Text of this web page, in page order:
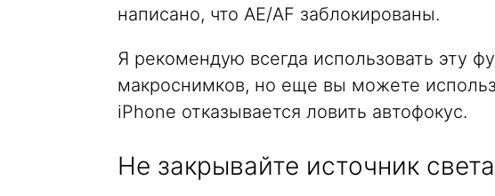
написано, что AE/AF заблокированы.
Я рекомендую всегда использовать эту
макроснимков, но еще вы можете
iPhone отказывается ловить автофокус.
Не закрывайте источник света